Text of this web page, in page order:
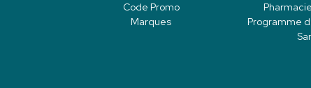
Code Promo
Marques
Programme